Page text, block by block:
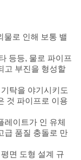
물로 인해 보통 밸
등등, 물로 파이프
고 부진을 형성할
탁을 야기시키도
것 파이프로 이용
이트가 인 유체
급 품질 충돌로 만
면 도형 설계 규